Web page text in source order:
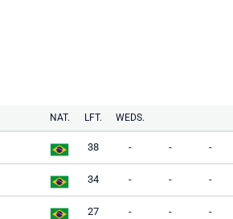
NAT. LFT. WEDS.
38 - - -
34 - - -
27 - - -